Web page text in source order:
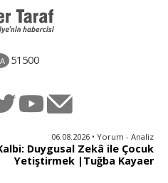
51500
06.08.2026 • Yorum - Analiz
Duygusal Zekâ ile Çocuk
Yetiştirmek |Tuğba Kayaer